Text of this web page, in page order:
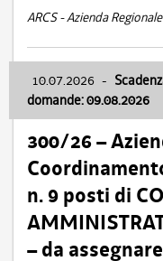
ARCS - Azienda
10.07.2026 -
domande: 09.08.2026
300/26 –
n. 9 posti di
– da